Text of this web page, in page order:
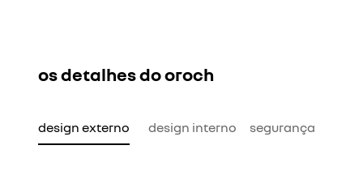
os detalhes do oroch
design externo design interno segurança